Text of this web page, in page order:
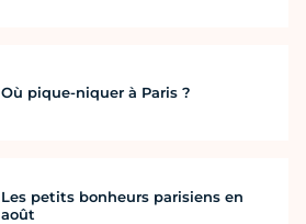
Où pique-niquer à Paris ?
Les petits bonheurs parisiens en
août